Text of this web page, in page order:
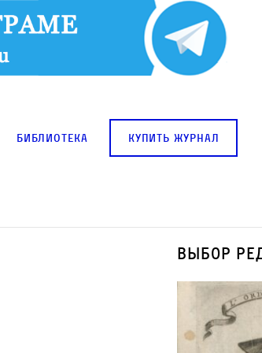
Библиотека купить журнал
Выбор